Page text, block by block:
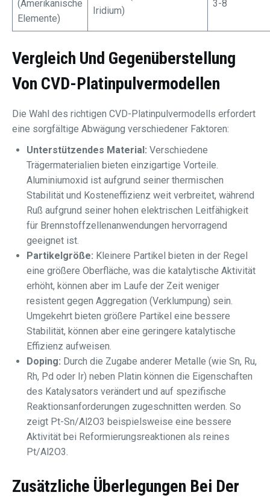
(Amerikanische
Elemente)
Iridium)
3-8
Vergleich Und Gegenüberstellung
Von CVD-Platinpulvermodellen
Die Wahl des richtigen CVD-Platinpulvermodells erfordert
eine sorgfältige Abwägung verschiedener Faktoren:
Unterstützendes Material: Verschiedene
Trägermaterialien bieten einzigartige Vorteile.
Aluminiumoxid ist aufgrund seiner thermischen
Stabilität und Kosteneffizienz weit verbreitet, während
Ruß aufgrund seiner hohen elektrischen Leitfähigkeit
für Brennstoffzellenanwendungen hervorragend
geeignet ist.
Partikelgröße: Kleinere Partikel bieten in der Regel
eine größere Oberfläche, was die katalytische Aktivität
erhöht, können aber im Laufe der Zeit weniger
resistent gegen Aggregation (Verklumpung) sein.
Umgekehrt bieten größere Partikel eine bessere
Stabilität, können aber eine geringere katalytische
Effizienz aufweisen.
Doping: Durch die Zugabe anderer Metalle (wie Sn, Ru,
Rh, Pd oder Ir) neben Platin können die Eigenschaften
des Katalysators verändert und auf spezifische
Reaktionsanforderungen zugeschnitten werden. So
zeigt Pt-Sn/Al2O3 beispielsweise eine bessere
Aktivität bei Reformierungsreaktionen als reines
Pt/Al2O3.
Zusätzliche Überlegungen Bei Der